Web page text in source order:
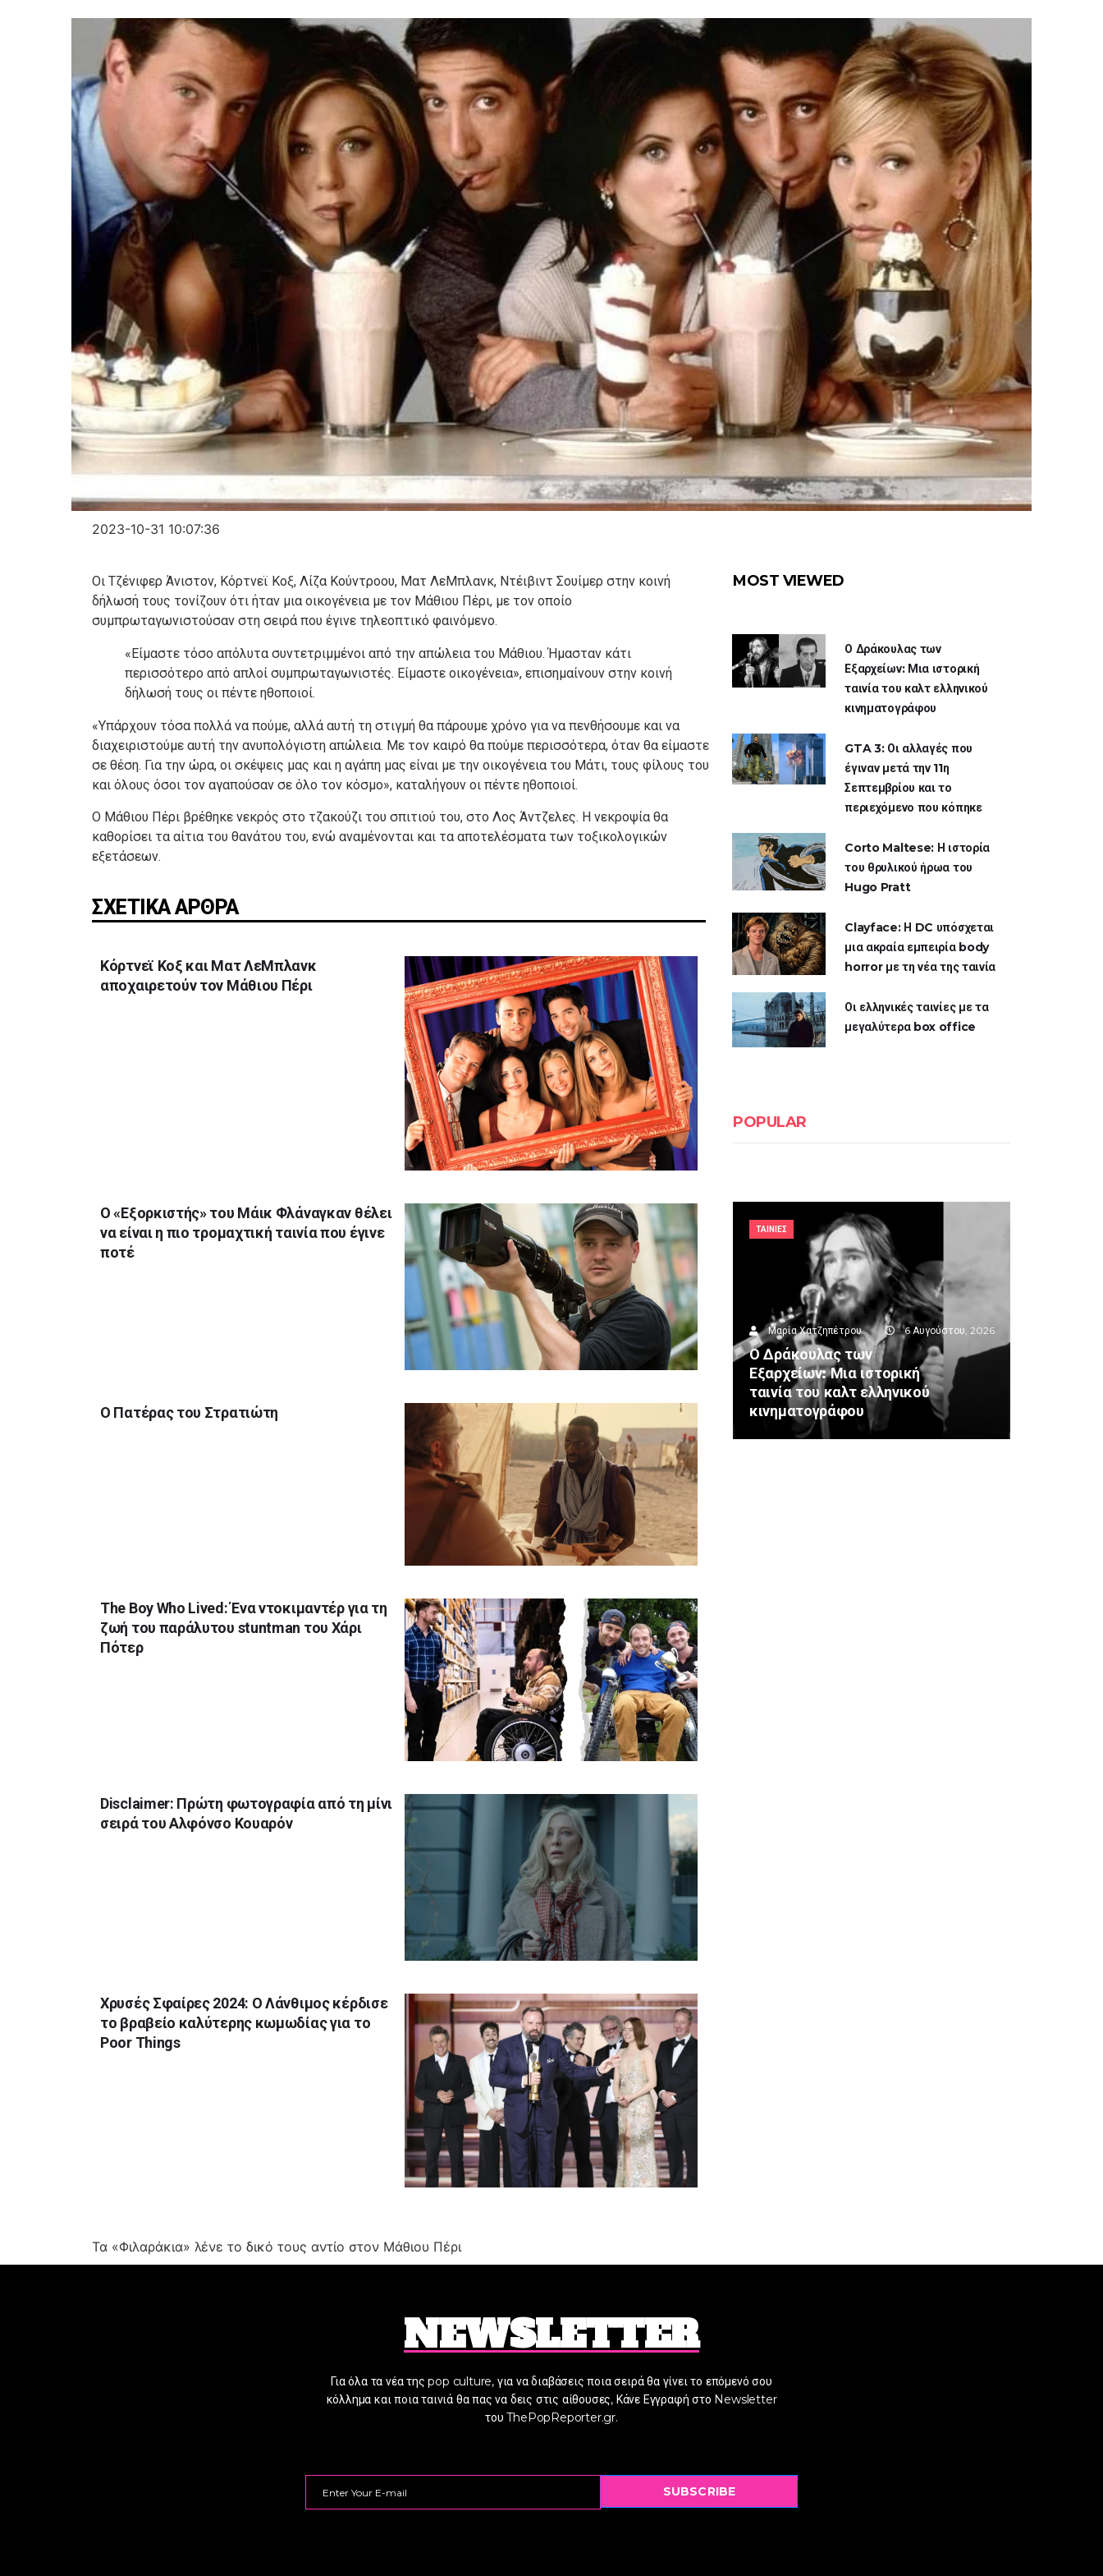
2023-10-31 10:07:36
Οι Τζένιφερ Άνιστον, Κόρτνεϊ Κοξ, Λίζα Κούντροου, Ματ ΛεΜπλανκ, Ντέιβιντ Σουίμερ στην κοινή
δήλωσή τους τονίζουν ότι ήταν μια οικογένεια με τον Μάθιου Πέρι, με τον οποίο
συμπρωταγωνιστούσαν στη σειρά που έγινε τηλεοπτικό φαινόμενο.
«Είμαστε τόσο απόλυτα συντετριμμένοι από την απώλεια του Μάθιου. Ήμασταν κάτι
περισσότερο από απλοί συμπρωταγωνιστές. Είμαστε οικογένεια», επισημαίνουν στην κοινή
δήλωσή τους οι πέντε ηθοποιοί.
«Υπάρχουν τόσα πολλά να πούμε, αλλά αυτή τη στιγμή θα πάρουμε χρόνο για να πενθήσουμε και να
διαχειριστούμε αυτή την ανυπολόγιστη απώλεια. Με τον καιρό θα πούμε περισσότερα, όταν θα είμαστε
σε θέση. Για την ώρα, οι σκέψεις μας και η αγάπη μας είναι με την οικογένεια του Μάτι, τους φίλους του
και όλους όσοι τον αγαπούσαν σε όλο τον κόσμο», καταλήγουν οι πέντε ηθοποιοί.
Ο Μάθιου Πέρι βρέθηκε νεκρός στο τζακούζι του σπιτιού του, στο Λος Άντζελες. Η νεκροψία θα
καθορίσει τα αίτια του θανάτου του, ενώ αναμένονται και τα αποτελέσματα των τοξικολογικών
εξετάσεων.
ΣΧΕΤΙΚΑ ΑΡΘΡΑ
Κόρτνεϊ Κοξ και Ματ ΛεΜπλανκ
αποχαιρετούν τον Μάθιου Πέρι
Ο «Εξορκιστής» του Μάικ Φλάναγκαν θέλει
να είναι η πιο τρομαχτική ταινία που έγινε
ποτέ
Ο Πατέρας του Στρατιώτη
The Boy Who Lived: Ένα ντοκιμαντέρ για τη
ζωή του παράλυτου stuntman του Χάρι
Πότερ
Disclaimer: Πρώτη φωτογραφία από τη μίνι
σειρά του Αλφόνσο Κουαρόν
Χρυσές Σφαίρες 2024: Ο Λάνθιμος κέρδισε
το βραβείο καλύτερης κωμωδίας για το
Poor Things
MOST VIEWED
Ο Δράκουλας των
Εξαρχείων: Μια ιστορική
ταινία του καλτ ελληνικού
κινηματογράφου
GTA 3: Οι αλλαγές που
έγιναν μετά την 11η
Σεπτεμβρίου και το
περιεχόμενο που κόπηκε
Corto Maltese: Η ιστορία
του θρυλικού ήρωα του
Hugo Pratt
Clayface: Η DC υπόσχεται
μια ακραία εμπειρία body
horror με τη νέα της ταινία
Οι ελληνικές ταινίες με τα
μεγαλύτερα box office
POPULAR
ΤΑΙΝΙΕΣ
Μαρία Χατζηπέτρου 6 Αυγούστου, 2026
Ο Δράκουλας των
Εξαρχείων: Μια ιστορική
ταινία του καλτ ελληνικού
κινηματογράφου
Τα «Φιλαράκια» λένε το δικό τους αντίο στον Μάθιου Πέρι
NEWSLETTER
Για όλα τα νέα της pop culture, για να διαβάσεις ποια σειρά θα γίνει το επόμενό σου
κόλλημα και ποια ταινιά θα πας να δεις στις αίθουσες, Κάνε Εγγραφή στο Newsletter
του ThePopReporter.gr.
SUBSCRIBE